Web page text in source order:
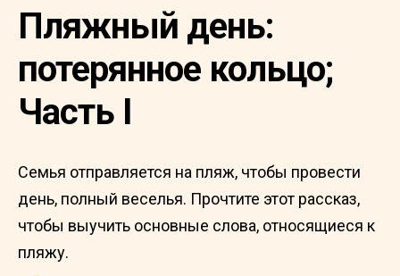
Пляжный день:
потерянное кольцо;
Часть I
Семья отправляется на пляж, чтобы провести
день, полный веселья. Прочтите этот рассказ,
чтобы выучить основные слова, относящиеся к
пляжу.